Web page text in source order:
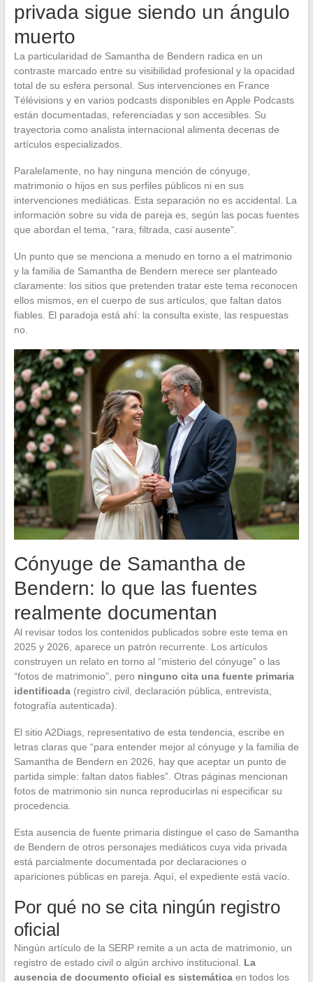
privada sigue siendo un ángulo
muerto
La particularidad de Samantha de Bendern radica en un
contraste marcado entre su visibilidad profesional y la opacidad
total de su esfera personal. Sus intervenciones en France
Télévisions y en varios podcasts disponibles en Apple Podcasts
están documentadas, referenciadas y son accesibles. Su
trayectoria como analista internacional alimenta decenas de
artículos especializados.
Paralelamente, no hay ninguna mención de cónyuge,
matrimonio o hijos en sus perfiles públicos ni en sus
intervenciones mediáticas. Esta separación no es accidental. La
información sobre su vida de pareja es, según las pocas fuentes
que abordan el tema, “rara, filtrada, casi ausente”.
Un punto que se menciona a menudo en torno a el matrimonio
y la familia de Samantha de Bendern merece ser planteado
claramente: los sitios que pretenden tratar este tema reconocen
ellos mismos, en el cuerpo de sus artículos, que faltan datos
fiables. El paradoja está ahí: la consulta existe, las respuestas
no.
Cónyuge de Samantha de
Bendern: lo que las fuentes
realmente documentan
Al revisar todos los contenidos publicados sobre este tema en
2025 y 2026, aparece un patrón recurrente. Los artículos
construyen un relato en torno al “misterio del cónyuge” o las
“fotos de matrimonio”, pero ninguno cita una fuente primaria
identificada(registro civil, declaración pública, entrevista,
fotografía autenticada).
El sitio A2Diags, representativo de esta tendencia, escribe en
letras claras que “para entender mejor al cónyuge y la familia de
Samantha de Bendern en 2026, hay que aceptar un punto de
partida simple: faltan datos fiables”. Otras páginas mencionan
fotos de matrimonio sin nunca reproducirlas ni especificar su
procedencia.
Esta ausencia de fuente primaria distingue el caso de Samantha
de Bendern de otros personajes mediáticos cuya vida privada
está parcialmente documentada por declaraciones o
apariciones públicas en pareja. Aquí, el expediente está vacío.
Por qué no se cita ningún registro
oficial
Ningún artículo de la SERP remite a un acta de matrimonio, un
registro de estado civil o algún archivo institucional. La
ausencia de documento oficial es sistemáticaen todos los